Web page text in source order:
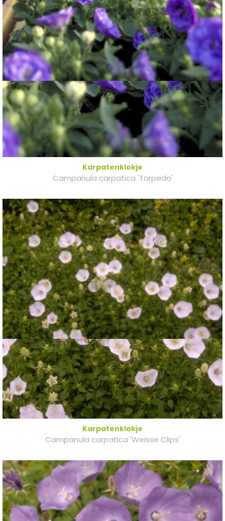
Karpatenklokje
Campanula carpatica 'Torpedo'
Karpatenklokje
Campanula carpatica 'Weisse Clips'